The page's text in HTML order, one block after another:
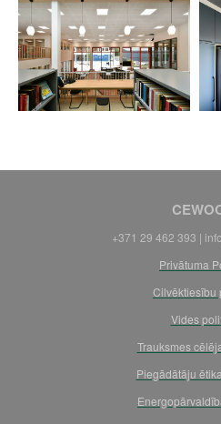
+371 29 462 393 |
Privātuma
Cilvēktiesību
Vides
Trauksmes
Piegādātāju